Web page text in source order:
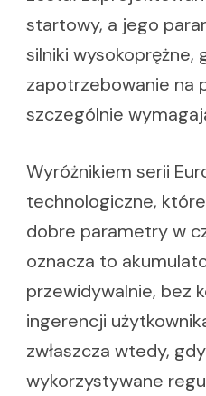
startowy, a jego
silniki wysokoprężne,
zapotrzebowanie na
szczególnie
Wyróżnikiem serii
technologiczne,
dobre parametry w
oznacza to
przewidywalnie, bez
ingerencji
zwłaszcza wtedy,
wykorzystywane